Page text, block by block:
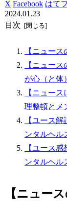
X Facebook はて
2024.01.23
目次
【ニュース
【ニュー
が心（と体
【ニュー
理整頓とメ
【ユース
ンタルヘル
【ユース
ンタルヘル
【ニュー